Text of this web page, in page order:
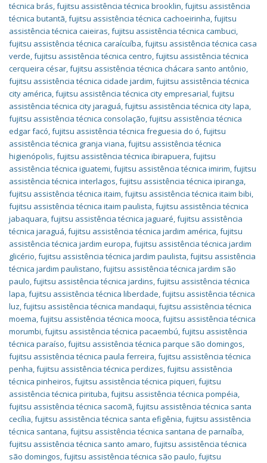
técnica brás,fujitsu assistência técnica brooklin,fujitsu assistência
técnica butantã,fujitsu assistência técnica cachoeirinha,fujitsu
assistência técnica caieiras,fujitsu assistência técnica cambuci,
fujitsu assistência técnica caraícuíba,fujitsu assistência técnica casa
verde,fujitsu assistência técnica centro,fujitsu assistência técnica
cerqueira césar,fujitsu assistência técnica chácara santo antônio,
fujitsu assistência técnica cidade jardim,fujitsu assistência técnica
city américa,fujitsu assistência técnica city empresarial,fujitsu
assistência técnica city jaraguá,fujitsu assistência técnica city lapa,
fujitsu assistência técnica consolação,fujitsu assistência técnica
edgar facó,fujitsu assistência técnica freguesia do ó,fujitsu
assistência técnica granja viana,fujitsu assistência técnica
higienópolis,fujitsu assistência técnica ibirapuera,fujitsu
assistência técnica iguatemi,fujitsu assistência técnica imirim,fujitsu
assistência técnica interlagos,fujitsu assistência técnica ipiranga,
fujitsu assistência técnica itaim,fujitsu assistência técnica itaim bibi,
fujitsu assistência técnica itaim paulista,fujitsu assistência técnica
jabaquara,fujitsu assistência técnica jaguaré,fujitsu assistência
técnica jaraguá,fujitsu assistência técnica jardim américa,fujitsu
assistência técnica jardim europa,fujitsu assistência técnica jardim
glicério,fujitsu assistência técnica jardim paulista,fujitsu assistência
técnica jardim paulistano,fujitsu assistência técnica jardim são
paulo,fujitsu assistência técnica jardins,fujitsu assistência técnica
lapa,fujitsu assistência técnica liberdade,fujitsu assistência técnica
luz,fujitsu assistência técnica mandaqui,fujitsu assistência técnica
moema,fujitsu assistência técnica mooca,fujitsu assistência técnica
morumbi,fujitsu assistência técnica pacaembú,fujitsu assistência
técnica paraíso,fujitsu assistência técnica parque são domingos,
fujitsu assistência técnica paula ferreira,fujitsu assistência técnica
penha,fujitsu assistência técnica perdizes,fujitsu assistência
técnica pinheiros,fujitsu assistência técnica piqueri,fujitsu
assistência técnica pirituba,fujitsu assistência técnica pompéia,
fujitsu assistência técnica sacomã,fujitsu assistência técnica santa
cecília,fujitsu assistência técnica santa efigênia,fujitsu assistência
técnica santana,fujitsu assistência técnica santana de parnaíba,
fujitsu assistência técnica santo amaro,fujitsu assistência técnica
são domingos,fujitsu assistência técnica são paulo,fujitsu